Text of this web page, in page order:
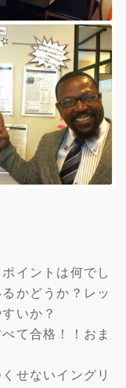
イントは何でし
かどうか？レッ
いか？
て合格！！おま
せないイングリ